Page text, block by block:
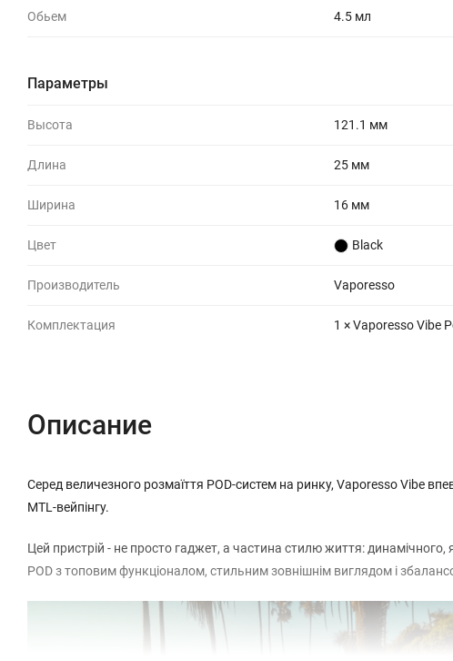
Обьем 4.5 мл
Параметры
Высота 121.1 мм
Длина 25 мм
Ширина 16 мм
Цвет Black
Производитель Vaporesso
Комплектация 1 × Vaporesso Vibe
Описание
Серед величезного розмаїття POD-систем на ринку, Vaporesso Vibe
MTL-вейпінгу.
Цей пристрій - не просто гаджет, а частина стилю життя:
POD з топовим функціоналом, стильним зовнішнім виглядом і